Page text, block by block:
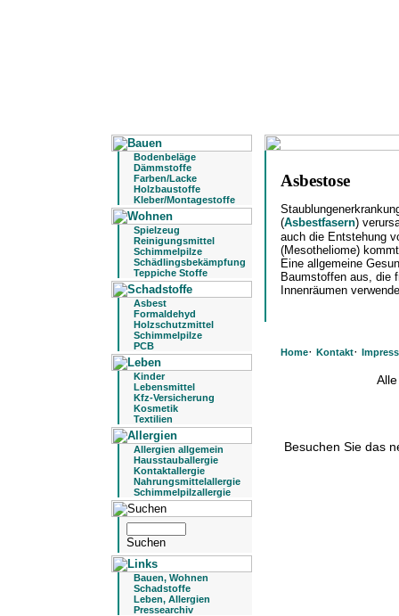
Bodenbeläge
Dämmstoffe
Farben/Lacke
Holzbaustoffe
Kleber/Montagestoffe
Spielzeug
Reinigungsmittel
Schimmelpilze
Schädlingsbekämpfung
Teppiche Stoffe
Asbest
Formaldehyd
Holzschutzmittel
Schimmelpilze
PCB
Kinder
Lebensmittel
Kfz-Versicherung
Kosmetik
Textilien
Allergien allgemein
Hausstauballergie
Kontaktallergie
Nahrungsmittelallergie
Schimmelpilzallergie
Bauen, Wohnen
Schadstoffe
Leben, Allergien
Pressearchiv
Asbestose
(Asbestfasern)
auch die Entstehung
(Mesotheliome)
Eine allgemeine
Baumstoffen aus, die
Innenräumen
Home· Kontakt·
Besuchen Sie das